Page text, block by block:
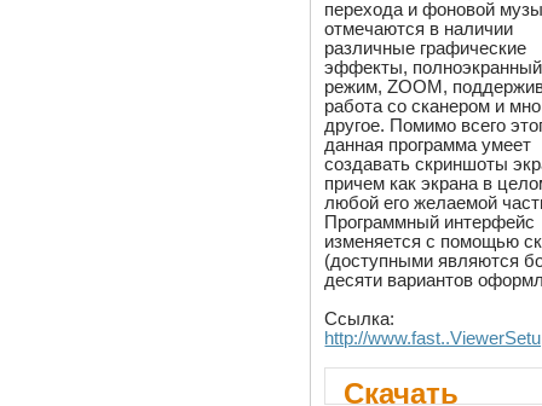
перехода и фоновой
отмечаются в наличии
различные графические
эффекты, полноэкранный
режим, ZOOM,
работа со сканером и
другое. Помимо всего
данная программа умеет
создавать скриншоты
причем как экрана в
любой его желаемой
Программный интерфейс
изменяется с помощью
(доступными являются
десяти вариантов
Ссылка:
http://
Скачать